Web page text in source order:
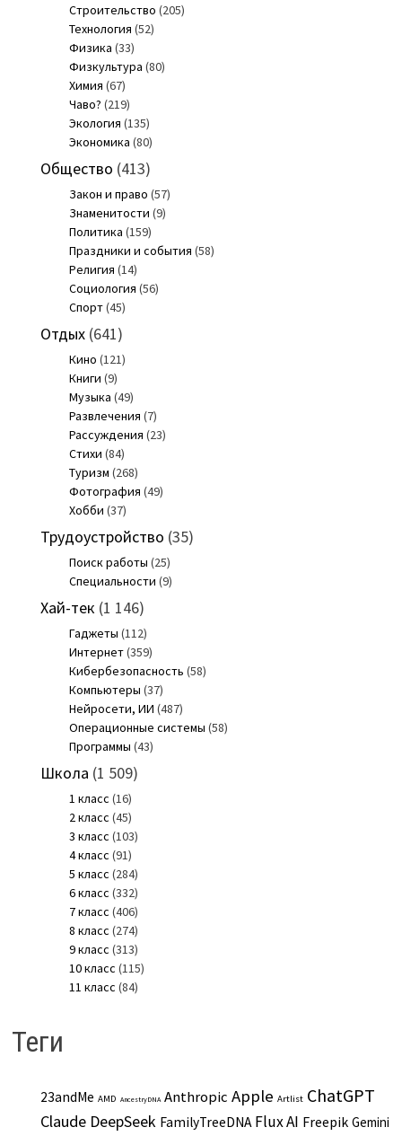
Строительство (205)
Технология (52)
Физика (33)
Физкультура (80)
Химия (67)
Чаво? (219)
Экология (135)
Экономика (80)
Общество (413)
Закон и право (57)
Знаменитости (9)
Политика (159)
Праздники и события (58)
Религия (14)
Социология (56)
Спорт(45)
Отдых(641)
Кино (121)
Книги (9)
Музыка (49)
Развлечения (7)
Рассуждения (23)
Стихи (84)
Туризм (268)
Фотография (49)
Хобби (37)
Трудоустройство (35)
Поиск работы (25)
Специальности (9)
Хай-тек (1 146)
Гаджеты (112)
Интернет(359)
Кибербезопасность (58)
Компьютеры (37)
Нейросети, ИИ (487)
Операционные системы (58)
Программы (43)
Школа (1 509)
1 класс (16)
2 класс (45)
3 класс (103)
4 класс (91)
5 класс (284)
6 класс (332)
7 класс (406)
8 класс (274)
9 класс (313)
10 класс (115)
11 класс (84)
Теги
23andMe AMD AncestryDNA Anthropic Apple Artlist ChatGPT
Claude DeepSeek FamilyTreeDNA Flux AI Freepik Gemini